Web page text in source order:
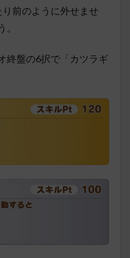
り前のように外せませ
終盤の6択で「カツラギ